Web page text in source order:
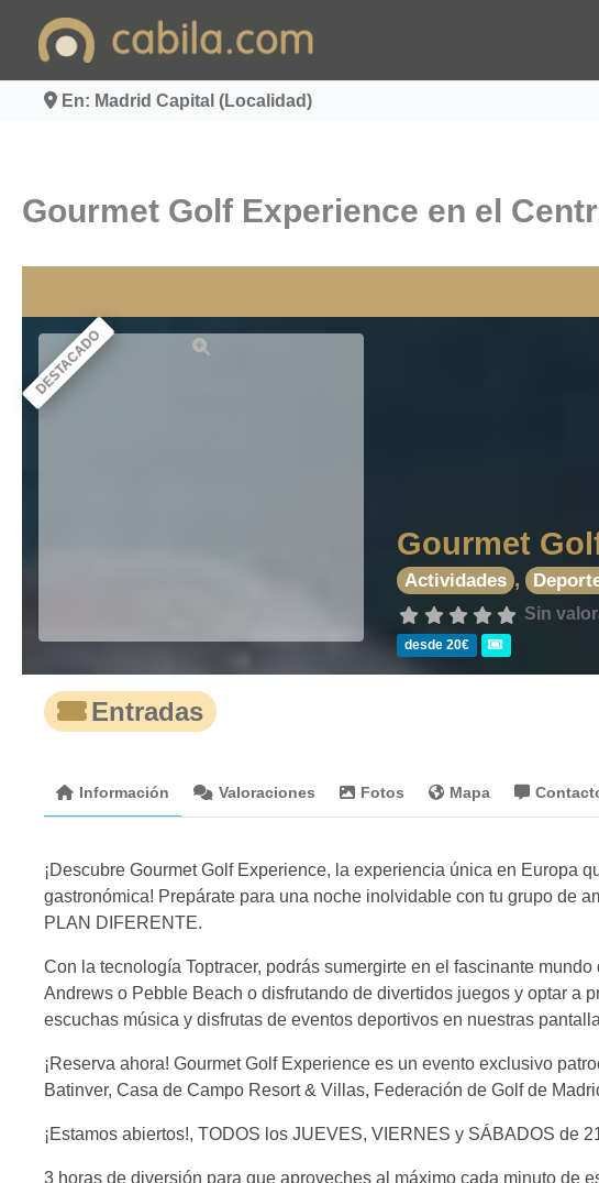
En: Madrid Capital (Localidad)
Gourmet Golf Experience en el
DESTACADO
Gourmet
Actividades ,
Sin
desde 20€
Entradas
Información Valoraciones Fotos Mapa
¡Descubre Gourmet Golf Experience, la experiencia única en Europa
gastronómica! Prepárate para una noche inolvidable con tu grupo de
PLAN DIFERENTE.
Con la tecnología Toptracer, podrás sumergirte en el fascinante
Andrews o Pebble Beach o disfrutando de divertidos juegos y optar a
escuchas música y disfrutas de eventos deportivos en nuestras
¡Reserva ahora! Gourmet Golf Experience es un evento exclusivo
Batinver, Casa de Campo Resort & Villas, Federación de Golf de
¡Estamos abiertos!, TODOS los JUEVES, VIERNES y SÁBADOS de
3 horas de diversión para que aproveches al máximo cada minuto de